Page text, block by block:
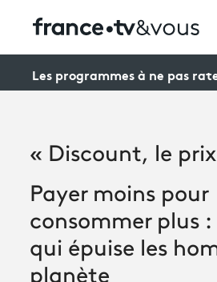
À la une
Participer et assister à une
À votre écoute
Les programmes à ne pas
« Discount, le
Payer moins pour
consommer plus
qui épuise les
planète